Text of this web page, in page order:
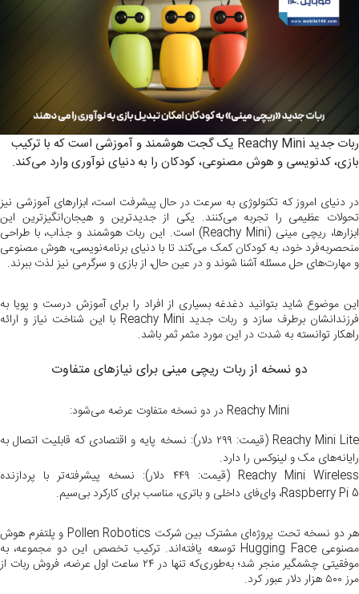
ربات جدید Reachy Mini یک گجت هوشمند و آموزشی است که با ترکیب
بازی، کدنویسی و هوش مصنوعی، کودکان را به دنیای نوآوری وارد می‌کند.
در دنیای امروز که تکنولوژی به سرعت در حال پیشرفت است، ابزارهای آموزشی نیز
تحولات عظیمی را تجربه می‌کنند. یکی از جدیدترین و هیجان‌انگیزترین این
ابزارها، ریچی مینی (Reachy Mini) است. این ربات هوشمند و جذاب، با طراحی
منحصربه‌فرد خود، به کودکان کمک می‌کند تا با دنیای برنامه‌نویسی، هوش مصنوعی
و مهارت‌های حل مسئله آشنا شوند و در عین حال، از بازی و سرگرمی نیز لذت ببرند.
این موضوع شاید بتوانید دغدغه بسیاری از افراد را برای آموزش درست و پویا به
فرزندانشان برطرف سازد و ربات جدید Reachy Mini با این شناخت نیاز و ارائه
راهکار توانسته به شدت در این مورد مثمر ثمر باشد.
دو نسخه از ربات ریچی مینی برای نیازهای متفاوت
Reachy Mini در دو نسخه متفاوت عرضه می‌شود:
Reachy Mini Lite (قیمت: ۲۹۹ دلار): نسخه پایه و اقتصادی که قابلیت اتصال به
رایانه‌های مک و لینوکس را دارد.
Reachy Mini Wireless (قیمت: ۴۴۹ دلار): نسخه پیشرفته‌تر با پردازنده
Raspberry Pi 5، وای‌فای داخلی و باتری، مناسب برای کارکرد بی‌سیم.
هر دو نسخه تحت پروژه‌ای مشترک بین شرکت Pollen Robotics و پلتفرم هوش
مصنوعی Hugging Face توسعه یافته‌اند. ترکیب تخصص این دو مجموعه، به
موفقیتی چشمگیر منجر شد؛ به‌طوری‌که تنها در ۲۴ ساعت اول عرضه، فروش ربات از
مرز ۵۰۰ هزار دلار عبور کرد.